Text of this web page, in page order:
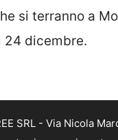
si terranno a
24 dicembre.
SRL - Via Nicola